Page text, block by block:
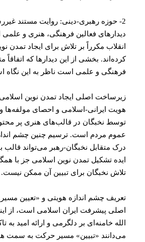
دیدارهای فعالین فرهنگی، هنری و
انقلاب مکرراً بر تلاش برای ایجاد تمدن
کرده‌اند. بخشی از این دیدارها که اتفاقاً
فرهنگی و علمی است ناظر به این نگاه
زیرساخت اصلی ایجاد تمدن نوین
هویت ایرانی-اسلامی و احصای مولفه‌ها و
توسط نخبگان در قالب‌های هنری پر
عموم مردم است. ترسیم چنین چشم
درک متقابل نخبگان-رهبر می‌تواند قالب
ایده تشکیل تمدن نوین اسلامی جز با
تلاش نخبگان برای تبیین آن ممکن نیست.
تعریف چشم اندازه هویتی و «تعیین
اصلی پیشرفت ایران اسلامی است، از
الله خامنه‌ای بر دلگرمی و ارائه امید به
می‌دانند «تبیین» مسیر حرکت به سمت